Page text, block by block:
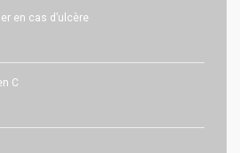
en cas d’ulcère
C